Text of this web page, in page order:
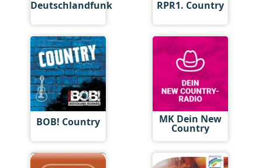
Deutschlandfunk RPR1. Country
BOB! Country MK Dein New
Country